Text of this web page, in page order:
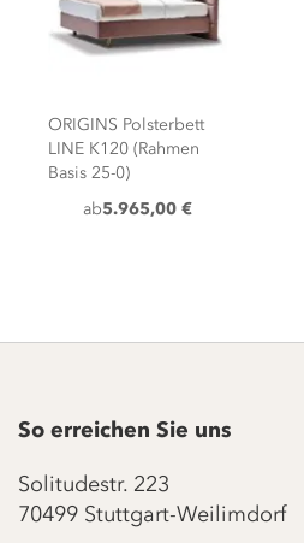
ORIGINS Polsterbett
LINE K120 (Rahmen
Basis 25-0)
ab5.965,00 €
So erreichen Sie uns
Solitudestr. 223
70499 Stuttgart-Weilimdorf